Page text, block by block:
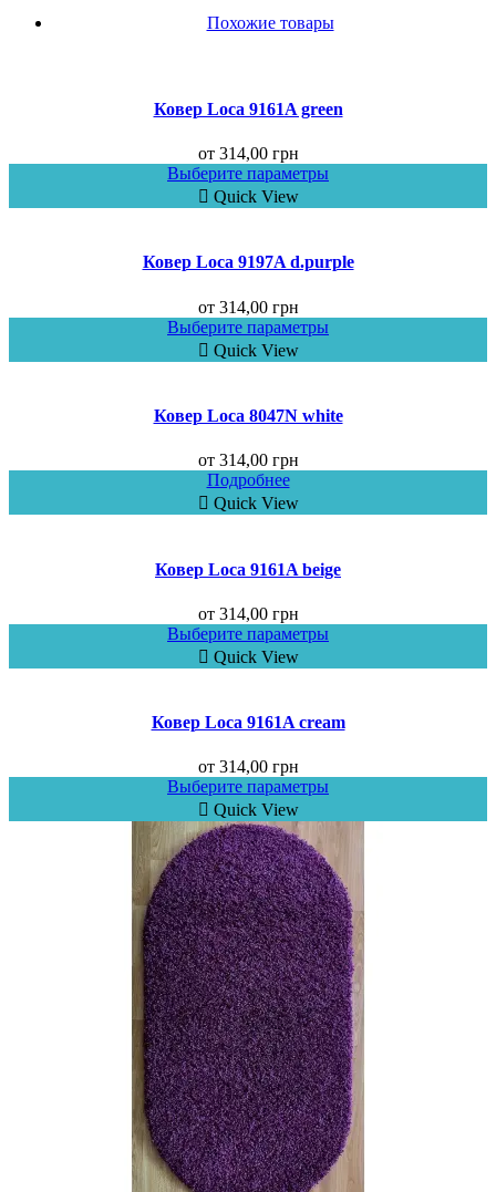
Похожие товары
Ковер Loca 9161A green
от 314,00 грн
Выберите параметры
Quick View
Ковер Loca 9197A d.purple
от 314,00 грн
Выберите параметры
Quick View
Ковер Loca 8047N white
от 314,00 грн
Подробнее
Quick View
Ковер Loca 9161A beige
от 314,00 грн
Выберите параметры
Quick View
Ковер Loca 9161A cream
от 314,00 грн
Выберите параметры
Quick View